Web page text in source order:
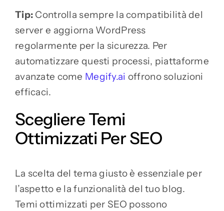
Tip: Controlla sempre la compatibilità del
server e aggiorna WordPress
regolarmente per la sicurezza. Per
automatizzare questi processi, piattaforme
avanzate come Megify.ai offrono soluzioni
efficaci.
Scegliere Temi
Ottimizzati Per SEO
La scelta del tema giusto è essenziale per
l’aspetto e la funzionalità del tuo blog.
Temi ottimizzati per SEO possono